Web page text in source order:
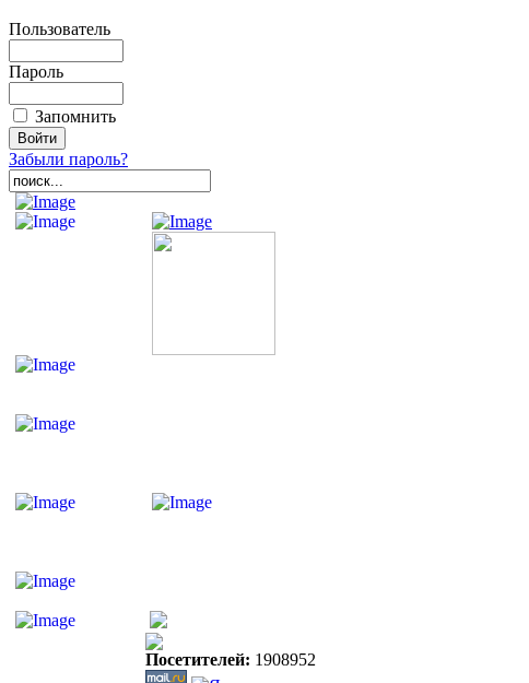
Пользователь
Пароль
Запомнить
Забыли пароль?
Посетителей: 1908952